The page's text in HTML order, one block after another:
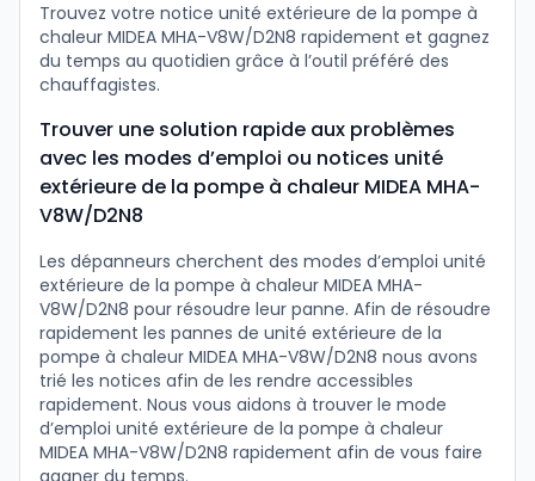
Trouvez votre notice unité extérieure de la pompe à
chaleur MIDEA MHA-V8W/D2N8 rapidement et gagnez
du temps au quotidien grâce à l’outil préféré des
chauffagistes.
Trouver une solution rapide aux problèmes
avec les modes d’emploi ou notices unité
extérieure de la pompe à chaleur MIDEA MHA-
V8W/D2N8
Les dépanneurs cherchent des modes d’emploi unité
extérieure de la pompe à chaleur MIDEA MHA-
V8W/D2N8 pour résoudre leur panne. Afin de résoudre
rapidement les pannes de unité extérieure de la
pompe à chaleur MIDEA MHA-V8W/D2N8 nous avons
trié les notices afin de les rendre accessibles
rapidement. Nous vous aidons à trouver le mode
d’emploi unité extérieure de la pompe à chaleur
MIDEA MHA-V8W/D2N8 rapidement afin de vous faire
gagner du temps.